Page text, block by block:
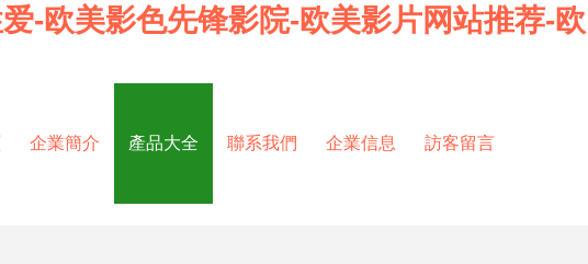
-欧美影色先锋影院-欧美影片网站推荐-欧
企業簡介 產品大全 聯系我們 企業信息 訪客留言